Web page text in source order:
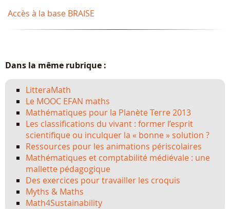
Accès à la base BRAISE
Dans la même rubrique :
LitteraMath
Le MOOC EFAN maths
Mathématiques pour la Planète Terre 2013
Les classifications du vivant : former l’esprit
scientifique ou inculquer la « bonne » solution ?
Ressources pour les animations périscolaires
Mathématiques et comptabilité médiévale : une
mallette pédagogique
Des exercices pour travailler les croquis
Myths & Maths
Math4Sustainability